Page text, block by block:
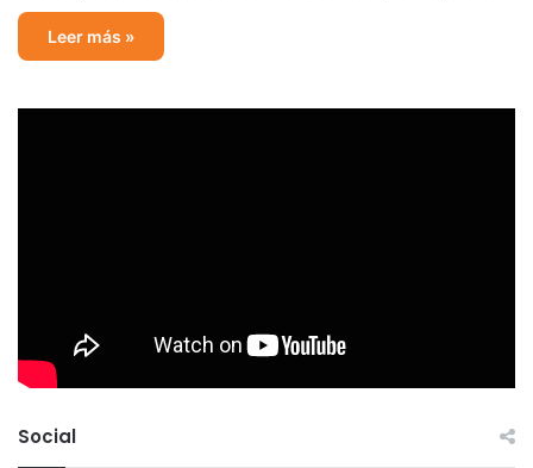
Leer más »
Social